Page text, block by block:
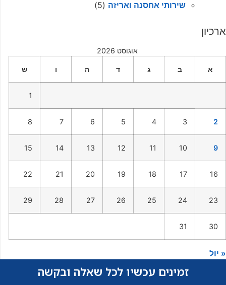
שירותי אחסנה ואריזה (5)
ארכיון
אוגוסט 2026
א ב ג ד ה ו ש
1
2
3
4
5
6
7
8
9
10
11
12
13
14
15
16
17
18
19
20
21
22
23
24
25
26
27
28
29
30
31
« יול
זמינים עכשיו לכל שאלה ובקשה